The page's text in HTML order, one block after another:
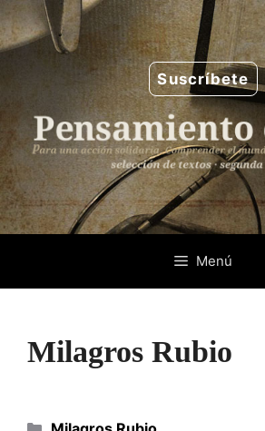
Saltar
al
contenido
Suscríbete
Menú
Milagros Rubio
Categorías